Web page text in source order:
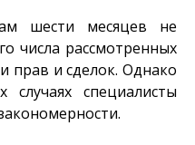
шести месяцев не
числа рассмотренных
прав и сделок. Однако
специалисты